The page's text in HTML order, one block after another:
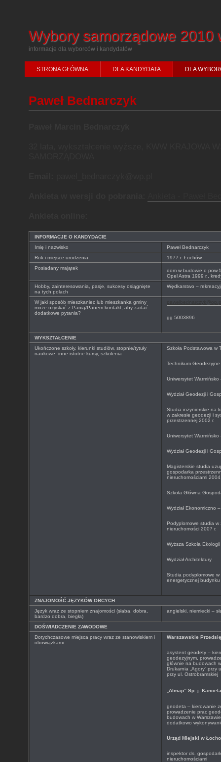
Wybory samorządowe 2010
informacje dla wyborców i kandydatów
STRONA GŁÓWNA DLA KANDYDATA DLA
Paweł Bednarczyk
INFORMACJE O KANDYDACIE
Imię i nazwisko
Paweł Bednarczyk
Rok i miejsce urodzenia
1977 r. Łochów
Posiadany majątek
dom w budowie o
Opel Astra 1999 r.,
Hobby, zainteresowania, pasje, sukcesy osiągnięte
na tych polach
Wędkarstwo –
W jaki sposób mieszkaniec lub mieszkanka gminy
może uzyskać z Panią/Panem kontakt, aby zadać
dodatkowe pytania?
gg 5003896
WYKSZTAŁCENIE
Ukończone szkoły, kierunki studiów, stopnie/tytuły
naukowe, inne istotne kursy, szkolenia
Szkoła Podstawowa w
Technikum
Uniwersytet
Wydział Geodezji i
Studia inżynierskie na
w zakresie geodezji i
przestrzennej 2002 r.
Uniwersytet
Wydział Geodezji i
Magisterskie studia
gospodarka
nieruchomościami 2004
Szkoła Główna
Wydział Ekonomiczno
Podyplomowe studia w
nieruchomości 2007 r.
Wyższa Szkoła
Wydział Architektury
Studia podyplomowe w
energetycznej budynku
ZNAJOMOŚĆ JĘZYKÓW OBCYCH
Język wraz ze stopniem znajomości (słaba, dobra,
bardzo dobra, biegła)
angielski, niemiecki –
DOŚWIADCZENIE ZAWODOWE
Dotychczasowe miejsca pracy wraz ze stanowiskiem i
obowiązkami
Warszawskie
asystent geodety –
geodezyjnym,
głównie na budowach
Drukarnia „Agory” przy
przy ul. Ostrobramskiej
„Almap” Sp. j.
geodeta – kierowanie
prowadzenie prac
budowach w
dodatkowo
Urząd Miejski w
inspektor ds.
nieruchomościami